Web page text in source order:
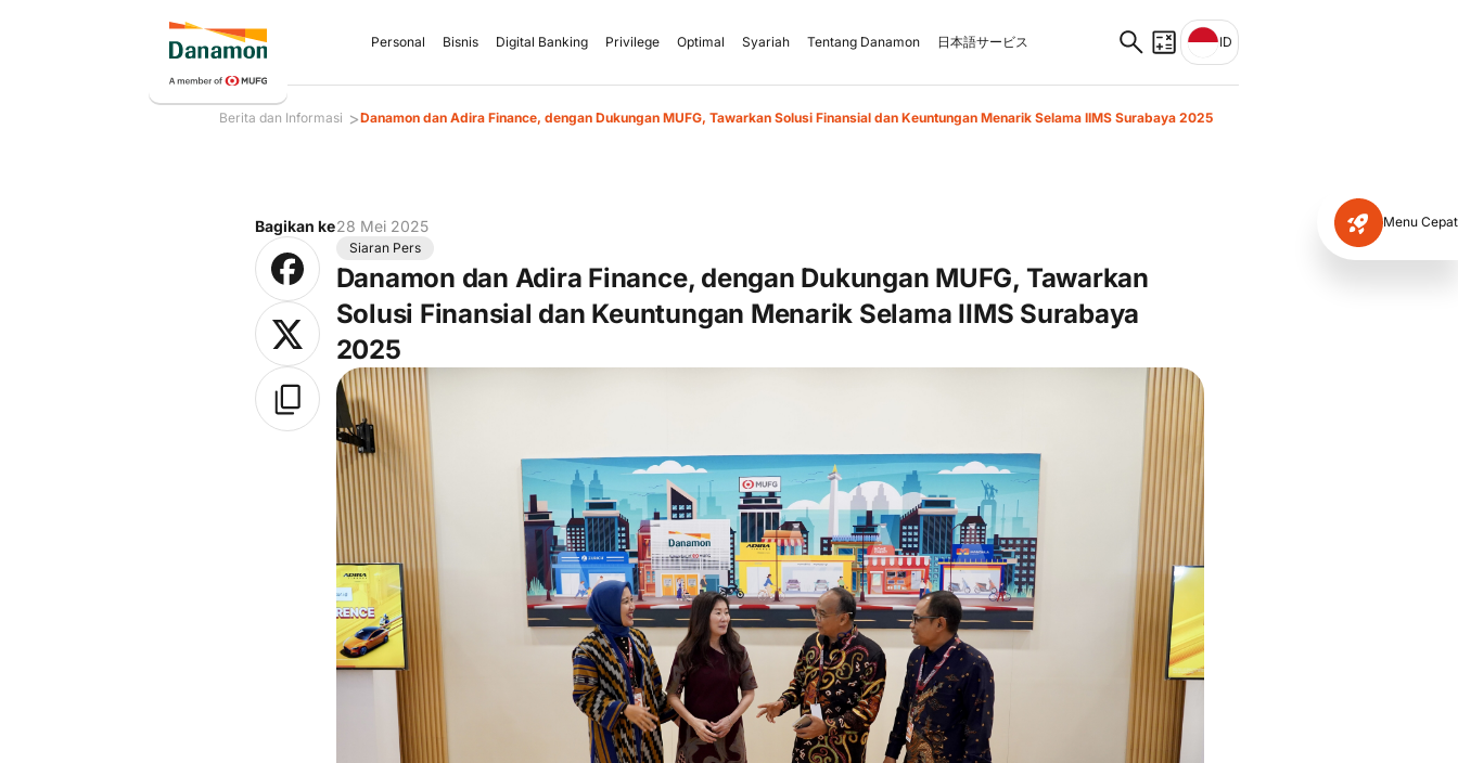
Personal Bisnis Digital Banking Privilege Optimal Syariah Tentang Danamon 日本語サービス ID
Berita dan Informasi >Danamon dan Adira Finance, dengan Dukungan MUFG, Tawarkan Solusi Finansial dan Keuntungan Menarik Selama IIMS Surabaya 2025
Menu Cepat
Bagikan ke28 Mei 2025
Siaran Pers
Danamon dan Adira Finance, dengan Dukungan MUFG, Tawarkan
Solusi Finansial dan Keuntungan Menarik Selama IIMS Surabaya
2025